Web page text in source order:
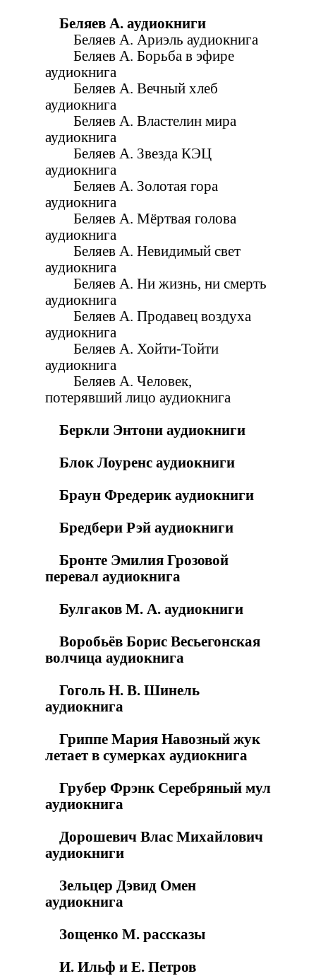
Беляев А. аудиокниги
Беляев А. Ариэль аудиокнига
Беляев А. Борьба в эфире
аудиокнига
Беляев А. Вечный хлеб
аудиокнига
Беляев А. Властелин мира
аудиокнига
Беляев А. Звезда КЭЦ
аудиокнига
Беляев А. Золотая гора
аудиокнига
Беляев А. Мёртвая голова
аудиокнига
Беляев А. Невидимый свет
аудиокнига
Беляев А. Ни жизнь, ни смерть
аудиокнига
Беляев А. Продавец воздуха
аудиокнига
Беляев А. Хойти-Тойти
аудиокнига
Беляев А. Человек,
потерявший лицо аудиокнига
Беркли Энтони аудиокниги
Блок Лоуренс аудиокниги
Браун Фредерик аудиокниги
Бредбери Рэй аудиокниги
Бронте Эмилия Грозовой
перевал аудиокнига
Булгаков М. А. аудиокниги
Воробьёв Борис Весьегонская
волчица аудиокнига
Гоголь Н. В. Шинель
аудиокнига
Гриппе Мария Навозный жук
летает в сумерках аудиокнига
Грубер Фрэнк Серебряный мул
аудиокнига
Дорошевич Влас Михайлович
аудиокниги
Зельцер Дэвид Омен
аудиокнига
Зощенко М. рассказы
И. Ильф и Е. Петров